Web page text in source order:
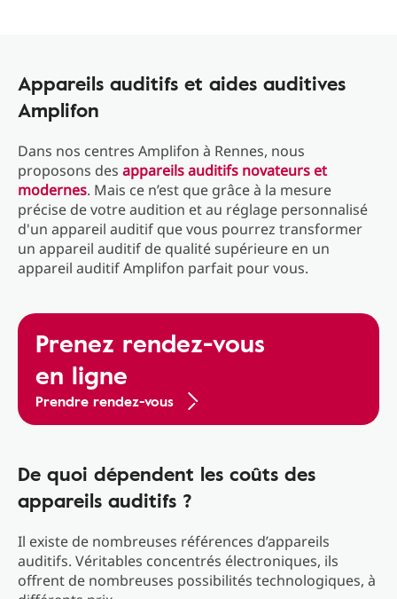
Appareils auditifs et aides auditives
Amplifon
Dans nos centres Amplifon à Rennes, nous
proposons des appareils auditifs novateurs et
modernes. Mais ce n’est que grâce à la mesure
précise de votre audition et au réglage personnalisé
d'un appareil auditif que vous pourrez transformer
un appareil auditif de qualité supérieure en un
appareil auditif Amplifon parfait pour vous.
Prenez rendez-vous
en ligne
Prendre rendez-vous
De quoi dépendent les coûts des
appareils auditifs ?
Il existe de nombreuses références d’appareils
auditifs. Véritables concentrés électroniques, ils
offrent de nombreuses possibilités technologiques, à